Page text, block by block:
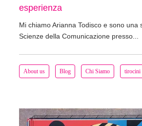
About us Blog Chi Siamo tirocini
esperienza
Mi chiamo Arianna Todisco e sono una
Scienze della Comunicazione presso...